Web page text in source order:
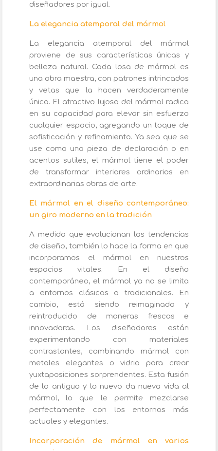
diseñadores por igual.
La elegancia atemporal del mármol
La elegancia atemporal del mármol
proviene de sus características únicas y
belleza natural. Cada losa de mármol es
una obra maestra, con patrones intrincados
y vetas que la hacen verdaderamente
única. El atractivo lujoso del mármol radica
en su capacidad para elevar sin esfuerzo
cualquier espacio, agregando un toque de
sofisticación y refinamiento. Ya sea que se
use como una pieza de declaración o en
acentos sutiles, el mármol tiene el poder
de transformar interiores ordinarios en
extraordinarias obras de arte.
El mármol en el diseño contemporáneo:
un giro moderno en la tradición
A medida que evolucionan las tendencias
de diseño, también lo hace la forma en que
incorporamos el mármol en nuestros
espacios vitales. En el diseño
contemporáneo, el mármol ya no se limita
a entornos clásicos o tradicionales. En
cambio, está siendo reimaginado y
reintroducido de maneras frescas e
innovadoras. Los diseñadores están
experimentando con materiales
contrastantes, combinando mármol con
metales elegantes o vidrio para crear
yuxtaposiciones sorprendentes. Esta fusión
de lo antiguo y lo nuevo da nueva vida al
mármol, lo que le permite mezclarse
perfectamente con los entornos más
actuales y elegantes.
Incorporación de mármol en varios